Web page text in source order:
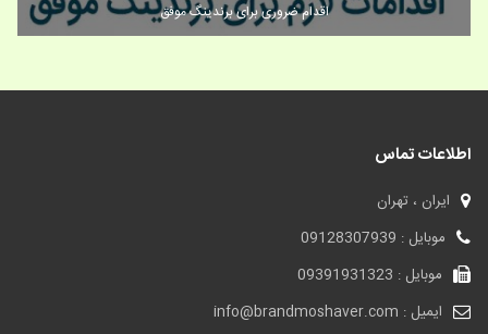
اقدام ضروری برای برندینگ موفق
اطلاعات تماس
ایران ، تهران
موبایل : 09128307939
موبایل : 09391931323
ایمیل : info@brandmoshaver.com